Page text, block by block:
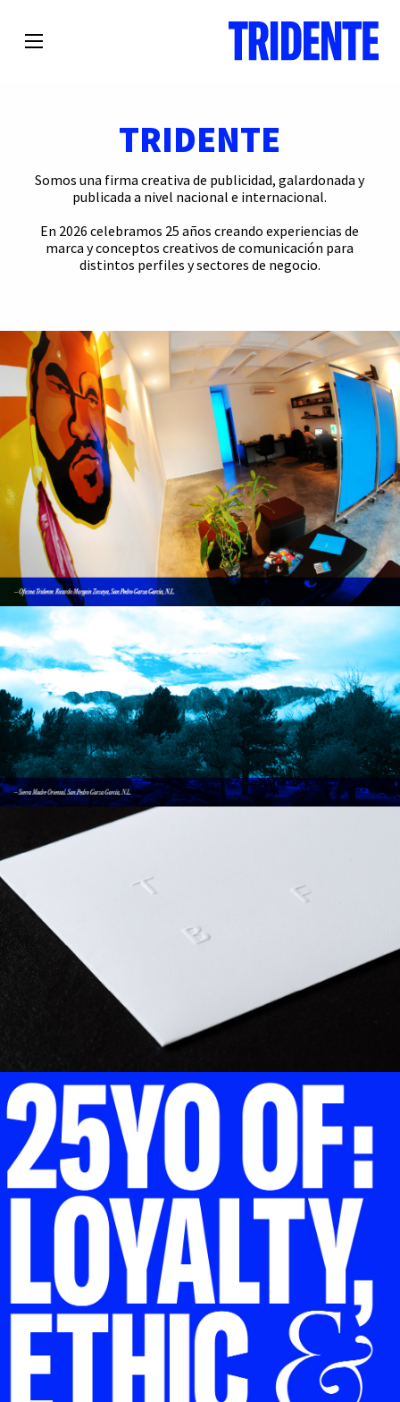
TRIDENTE
Somos una firma creativa de publicidad, galardonada y
publicada a nivel nacional e internacional.
En 2026 celebramos 25 años creando experiencias de
marca y conceptos creativos de comunicación para
distintos perfiles y sectores de negocio.